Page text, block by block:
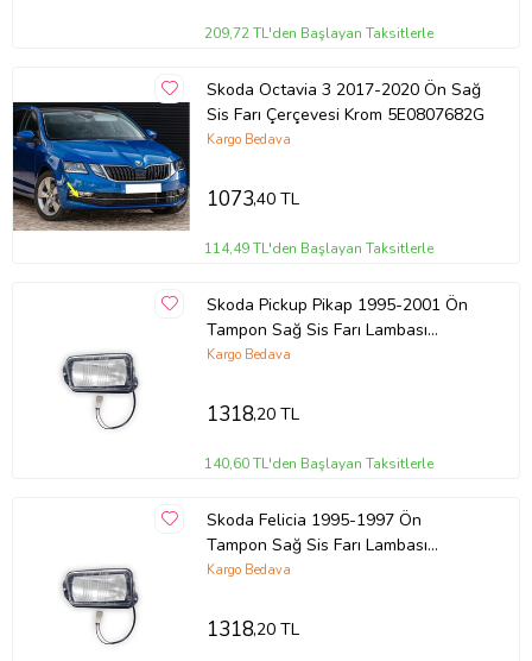
209,72 TL'den Başlayan Taksitlerle
Skoda Octavia 3 2017-2020 Ön Sağ
Sis Farı Çerçevesi Krom 5E0807682G
Kargo Bedava
1073,40 TL
114,49 TL'den Başlayan Taksitlerle
Skoda Pickup Pikap 1995-2001 Ön
Tampon Sağ Sis Farı Lambası
6U0941702
Kargo Bedava
1318,20 TL
140,60 TL'den Başlayan Taksitlerle
Skoda Felicia 1995-1997 Ön
Tampon Sağ Sis Farı Lambası
6U0941702
Kargo Bedava
1318,20 TL